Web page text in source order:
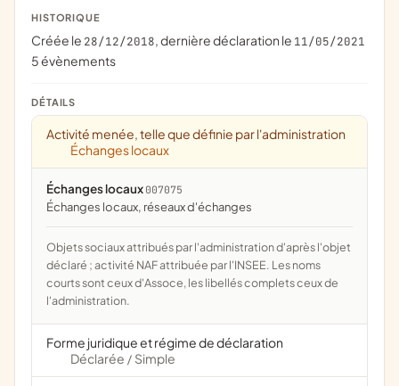
HISTORIQUE
Créée le 28/12/2018, dernière déclaration le 11/05/2021
5 évènements
DÉTAILS
Activité menée, telle que définie par l'administration
Échanges locaux
Échanges locaux 007075
échanges locaux, réseaux d'échanges
Objets sociaux attribués par l'administration d'après l'objet
déclaré ; activité NAF attribuée par l'INSEE. Les noms
courts sont ceux d'Assoce, les libellés complets ceux de
l'administration.
Forme juridique et régime de déclaration
Déclarée / Simple